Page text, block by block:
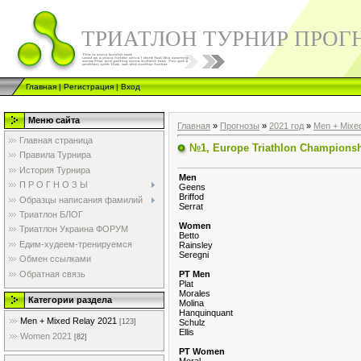
ТРИАТЛОН ТУРНИР
Главная|Регистрация|Вход
Меню сайта
Главная страница
Правила Турнира
История Турнира
П Р О Г Н О З Ы
Образцы написания фамилий
Триатлон БЛОГ
Триатлон Украина ФОРУМ
Едим-худеем-тренируемся
Обмен ссылками
Обратная связь
Категории раздела
Men + Mixed Relay 2021 [123]
Women 2021 [82]
Главная » Прогнозы » 2021 год » Men +
№1, Europe Triathlon
Men
Geens
Briffod
Serrat
Women
Betto
Rainsley
Seregni
PT Men
Plat
Morales
Molina
Hanquinquant
Schulz
Ellis
PT Women